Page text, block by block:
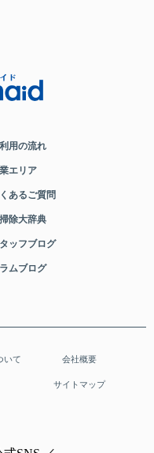
用の流れ
エリア
あるご質問
除大辞典
ッフブログ
ムブログ
いて 会社概要
サイトマップ